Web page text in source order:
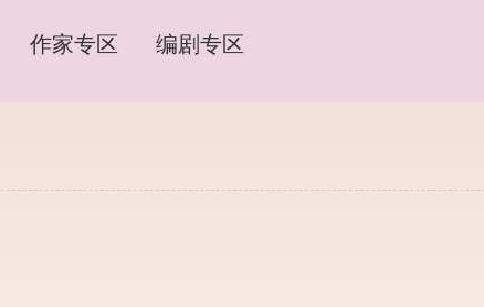
作家专区 编剧专区